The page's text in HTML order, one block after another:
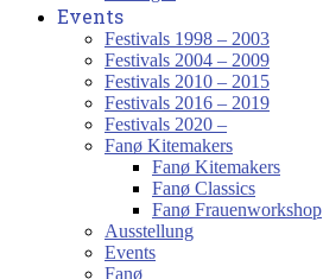
Events
Festivals 1998 – 2003
Festivals 2004 – 2009
Festivals 2010 – 2015
Festivals 2016 – 2019
Festivals 2020 –
Fanø Kitemakers
Fanø Kitemakers
Fanø Classics
Fanø Frauenworkshop
Ausstellung
Events
Fanø